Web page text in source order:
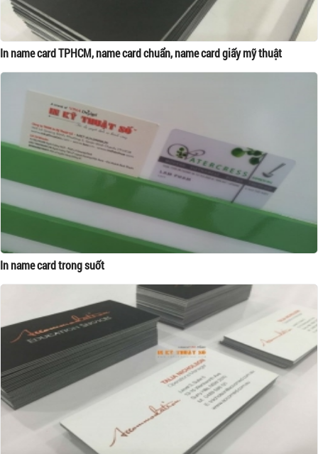
In name card TPHCM, name card chuẩn, name card giấy mỹ thuật
In name card trong suốt